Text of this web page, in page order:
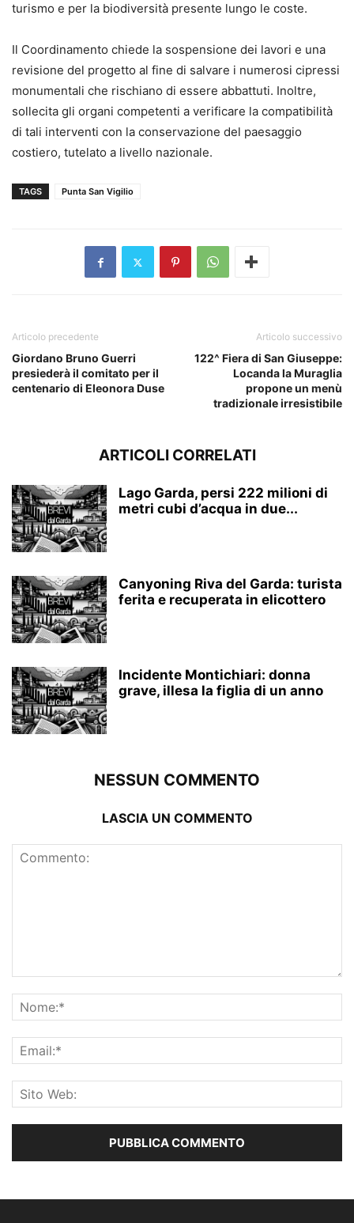
turismo e per la biodiversità presente lungo le coste.
Il Coordinamento chiede la sospensione dei lavori e una
revisione del progetto al fine di salvare i numerosi cipressi
monumentali che rischiano di essere abbattuti. Inoltre,
sollecita gli organi competenti a verificare la compatibilità
di tali interventi con la conservazione del paesaggio
costiero, tutelato a livello nazionale.
TAGS Punta San Vigilio
Articolo precedente
Giordano Bruno Guerri
presiederà il comitato per il
centenario di Eleonora Duse
Articolo successivo
122^ Fiera di San Giuseppe:
Locanda la Muraglia
propone un menù
tradizionale irresistibile
ARTICOLI CORRELATI
Lago Garda, persi 222 milioni di
metri cubi d’acqua in due...
Canyoning Riva del Garda: turista
ferita e recuperata in elicottero
Incidente Montichiari: donna
grave, illesa la figlia di un anno
NESSUN COMMENTO
LASCIA UN COMMENTO